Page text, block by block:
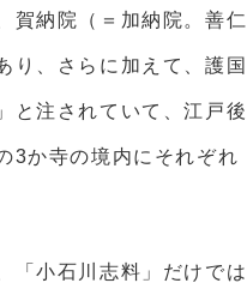
賀納院（＝加納院。善仁
り、さらに加えて、護国
と注されていて、江戸後
3か寺の境内にそれぞれ
「小石川志料」だけでは